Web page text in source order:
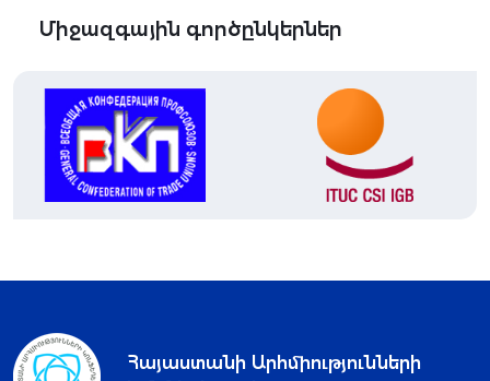
Միջազգային գործընկերներ
Հայաստանի Արհմիությունների